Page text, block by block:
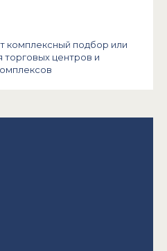
комплексный подбор или
торговых центров и